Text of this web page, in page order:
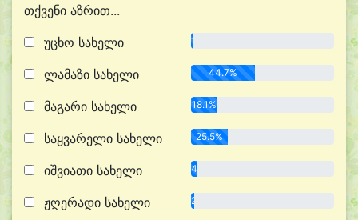
თქვენი აზრით...
უცხო სახელი
1.1%
ლამაზი სახელი 44.7%
მაგარი სახელი 18.1%
საყვარელი სახელი 25.5%
იშვიათი სახელი 4.3%
ჟღერადი სახელი 2.1%